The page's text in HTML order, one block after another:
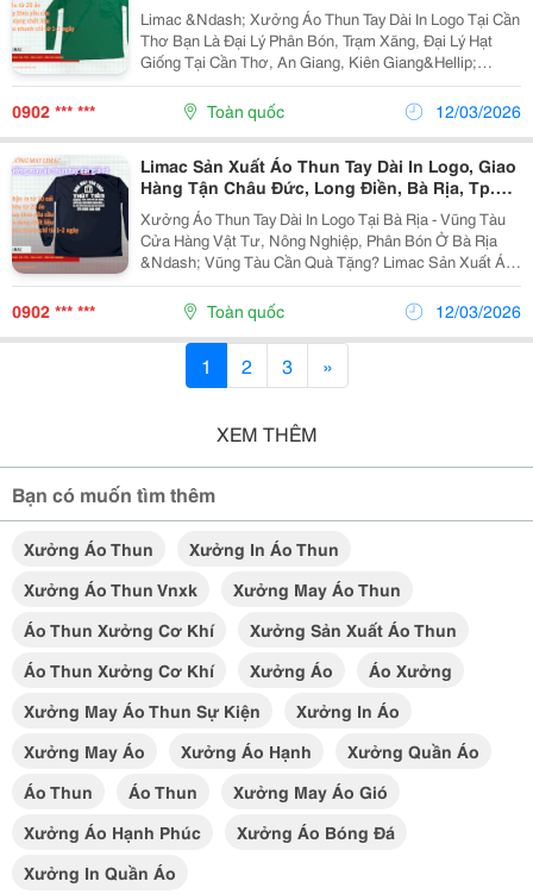
Limac &Ndash; Xưởng Áo Thun Tay Dài In Logo Tại Cần
Thơ Bạn Là Đại Lý Phân Bón, Trạm Xăng, Đại Lý Hạt
Giống Tại Cần Thơ, An Giang, Kiên Giang&Hellip;
Limac Nhận Làm Áo Thun Tay Dài In Logo, Giao Nhanh
Trong Khu Vực Đbscl. Lợi Ích: Che Nắn
0902 *** *** Toàn quốc 12/03/2026
Limac Sản Xuất Áo Thun Tay Dài In Logo, Giao
Hàng Tận Châu Đức, Long Điền, Bà Rịa, Tp.
Vũng Tàu
Xưởng Áo Thun Tay Dài In Logo Tại Bà Rịa - Vũng Tàu
Cửa Hàng Vật Tư, Nông Nghiệp, Phân Bón Ở Bà Rịa
&Ndash; Vũng Tàu Cần Quà Tặng? Limac Sản Xuất Áo
Thun Tay Dài In Logo &Ndash; Giao Hàng Tận Châu
Đức, Long Điền, Bà Rịa, Tp. Vũng Tàu... ✔ Form...
0902 *** *** Toàn quốc 12/03/2026
1 2 3 »
XEM THÊM
Bạn có muốn tìm thêm
Xưởng Áo Thun
Xưởng In Áo Thun
Xưởng Áo Thun Vnxk
Xưởng May Áo Thun
Áo Thun Xưởng Cơ Khí
Xưởng Sản Xuất Áo Thun
Áo Thun Xưởng Cơ Khí
Xưởng Áo
Áo Xưởng
Xưởng May Áo Thun Sự Kiện
Xưởng In Áo
Xưởng May Áo
Xưởng Áo Hạnh
Xưởng Quần Áo
Áo Thun
Áo Thun
Xưởng May Áo Gió
Xưởng Áo Hạnh Phúc
Xưởng Áo Bóng Đá
Xưởng In Quần Áo